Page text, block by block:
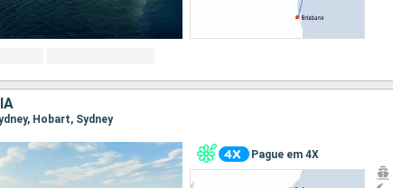
Hobart, Sydney
Pague em 4X